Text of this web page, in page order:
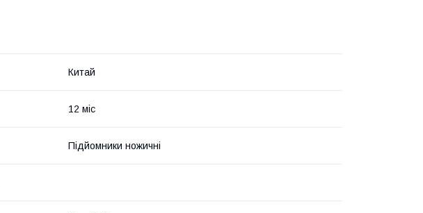
Китай
12 міс
Підйомники ножичні